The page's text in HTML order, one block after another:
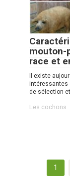
mouton-
race et
Il existe
intéressantes
de sélection
Les cochons
1